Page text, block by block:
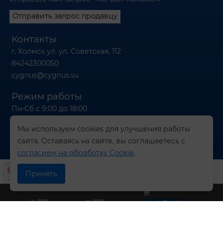
Отправить запрос продавцу
Контакты
г. Холмск ул. ул. Советская, 112
84242300050
cygnus@cygnus.su
Режим работы
Пн-Сб с 9:00 до 18:00
0 0 undefined
Мы используем cookies для улучшения работы
сайта. Оставаясь на сайте, вы соглашаетесь с
согласием на обработку Cookie.
Принять